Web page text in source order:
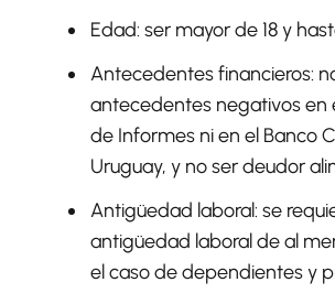
Edad: ser mayor de 18 y
Antecedentes financieros:
antecedentes negativos en
de Informes ni en el Banco
Uruguay, y no ser deudor
Antigüedad laboral: se
antigüedad laboral de al
el caso de dependientes y